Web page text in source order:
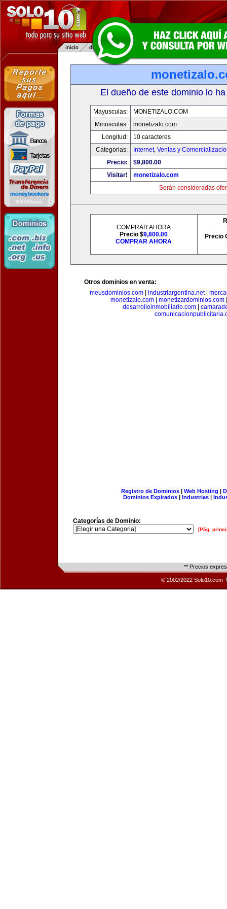
El dueño de este dominio lo
Mayusculas:
MONETIZALO.COM
Minusculas:
monetizalo.com
Longitud:
10 caracteres
Categorias:
Internet, Ventas y
Precio:
$9,800.00
Visitar!
monetizalo.com
Serán consideradas
COMPRAR AHORA
Precio $9,800.00
COMPRAR AHORA
Precio
Otros dominios en venta:
meusdominios.com| industriargentina.net|
monetizalo.com| monetizardominios.com
desarrolloinmobiliario.com
Registro de Dominios| Web Hosting |
Dominios Expirados | Industrias |
Categorías de Dominio:
[Pág.
** Precios
© 2002/2022 Solo10.com